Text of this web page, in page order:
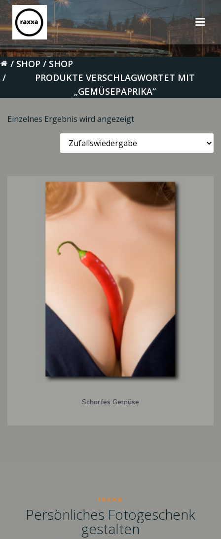
Inhalt
springen
SHOP
SHOP
PRODUKTE VERSCHLAGWORTET MIT
„GEMÜSEPAPRIKA“
Einzelnes Ergebnis wird angezeigt
Scharfes Gemüse
raxxa
Persönliches Fotogeschenk
gestalten